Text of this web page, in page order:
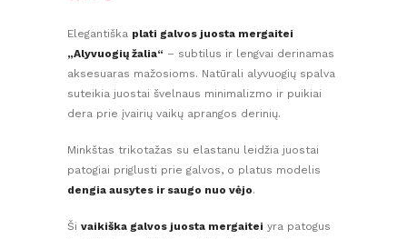
Elegantiška plati galvos juosta mergaitei
„Alyvuogių žalia“ – subtilus ir lengvai derinamas
aksesuaras mažosioms. Natūrali alyvuogių spalva
suteikia juostai švelnaus minimalizmo ir puikiai
dera prie įvairių vaikų aprangos derinių.
Minkštas trikotažas su elastanu leidžia juostai
patogiai priglusti prie galvos, o platus modelis
dengia ausytes ir saugo nuo vėjo.
Ši vaikiška galvos juosta mergaitei yra patogus